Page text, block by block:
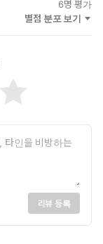
6명 평가
별점 분포 보기
리뷰 등록